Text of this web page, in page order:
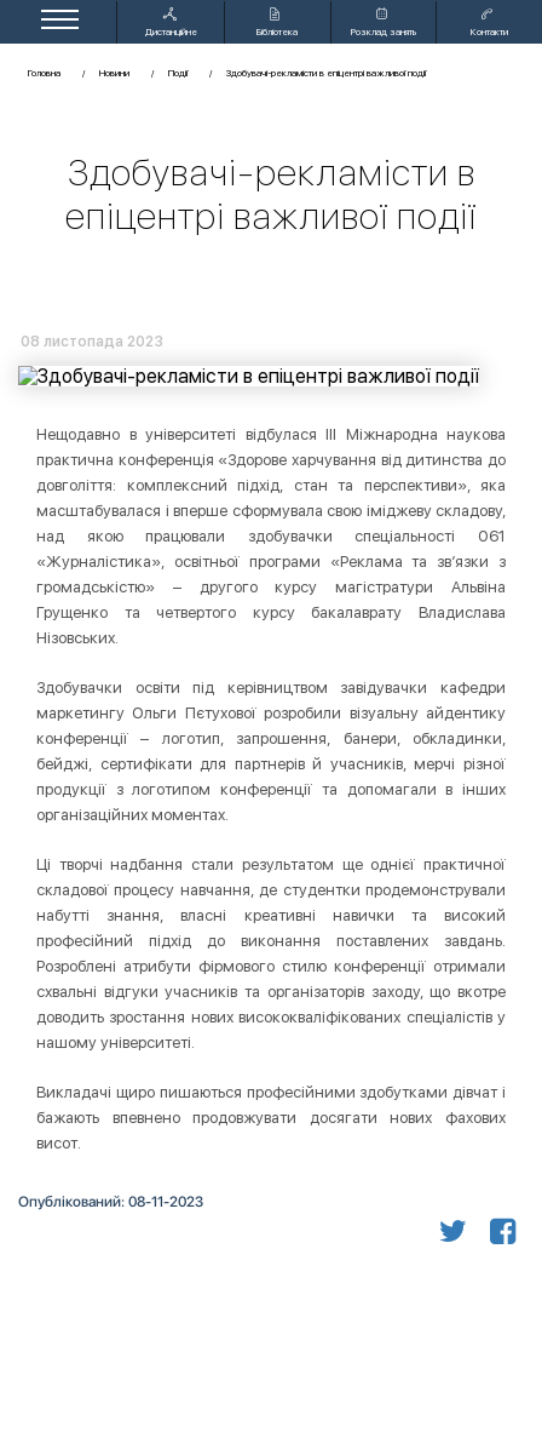
Дистанційне
Бібліотека Розклад занять Контакти
Головна Новини Події Здобувачі-рекламісти в епіцентрі важливої події
Здобувачі-рекламісти в
епіцентрі важливої події
08 листопада 2023
Нещодавно в університеті відбулася ІІІ Міжнародна наукова
практична конференція «Здорове харчування від дитинства до
довголіття: комплексний підхід, стан та перспективи», яка
масштабувалася і вперше сформувала свою іміджеву складову,
над якою працювали здобувачки спеціальності 061
«Журналістика», освітньої програми «Реклама та зв’язки з
громадськістю» – другого курсу магістратури Альвіна
Грущенко та четвертого курсу бакалаврату Владислава
Нізовських.
Здобувачки освіти під керівництвом завідувачки кафедри
маркетингу Ольги Пєтухової розробили візуальну айдентику
конференції – логотип, запрошення, банери, обкладинки,
бейджі, сертифікати для партнерів й учасників, мерчі різної
продукції з логотипом конференції та допомагали в інших
організаційних моментах.
Ці творчі надбання стали результатом ще однієї практичної
складової процесу навчання, де студентки продемонстрували
набутті знання, власні креативні навички та високий
професійний підхід до виконання поставлених завдань.
Розроблені атрибути фірмового стилю конференції отримали
схвальні відгуки учасників та організаторів заходу, що вкотре
доводить зростання нових висококваліфікованих спеціалістів у
нашому університеті.
Викладачі щиро пишаються професійними здобутками дівчат і
бажають впевнено продовжувати досягати нових фахових
висот.
Опублікований: 08-11-2023